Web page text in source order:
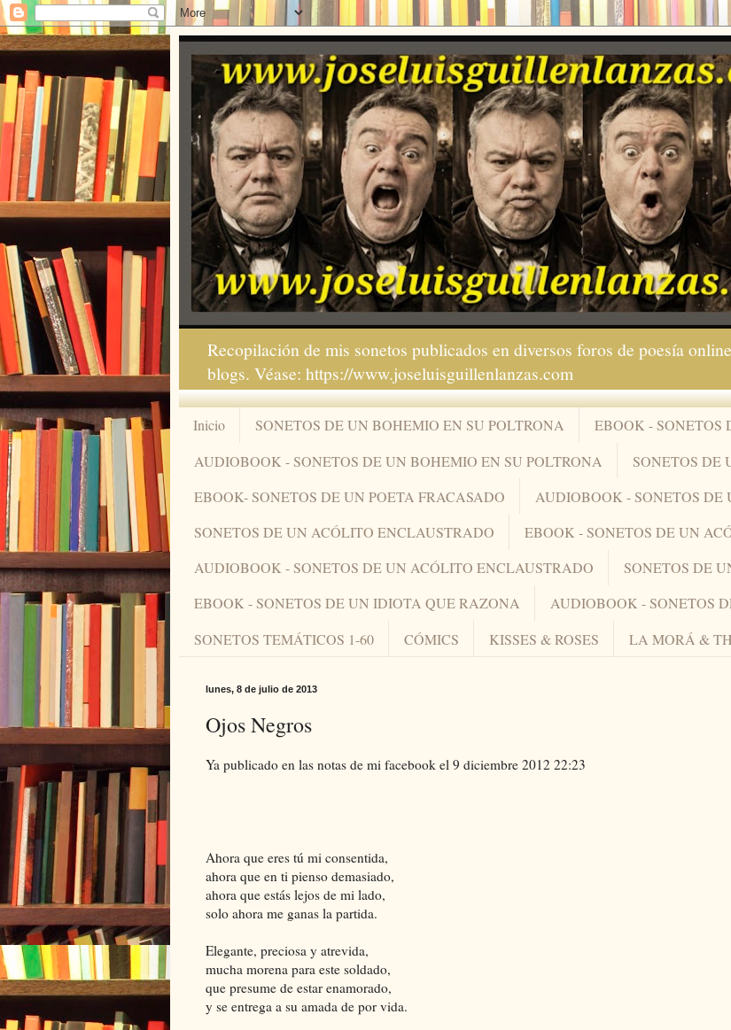
Recopilación de mis sonetos publicados en diversos foros de poesía
blogs. Véase: https://www.joseluisguillenlanzas.com
Inicio SONETOS DE UN BOHEMIO EN SU POLTRONA
EBOOK - SONETOS
AUDIOBOOK - SONETOS DE UN BOHEMIO EN SU POLTRONA
SONETOS DE
EBOOK- SONETOS DE UN POETA FRACASADO
AUDIOBOOK - SONETOS DE
SONETOS DE UN ACÓLITO ENCLAUSTRADO
EBOOK - SONETOS DE UN
AUDIOBOOK - SONETOS DE UN ACÓLITO ENCLAUSTRADO
SONETOS DE
EBOOK - SONETOS DE UN IDIOTA QUE RAZONA
AUDIOBOOK - SONETOS
SONETOS TEMÁTICOS 1-60
CÓMICS KISSES & ROSES LA MORÁ &
lunes, 8 de julio de 2013
Ojos Negros
Ya publicado en las notas de mi facebook el 9 diciembre 2012 22:23
Ahora que eres tú mi consentida,
ahora que en ti pienso demasiado,
ahora que estás lejos de mi lado,
solo ahora me ganas la partida.
Elegante, preciosa y atrevida,
mucha morena para este soldado,
que presume de estar enamorado,
y se entrega a su amada de por vida.